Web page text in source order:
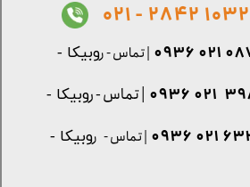
۰۹۳۶ | تماس - روبیکا -
1032 2842 - 021
0872 | تماس - روبیکا -
۰۹۳۶ | تماس - روبیکا -